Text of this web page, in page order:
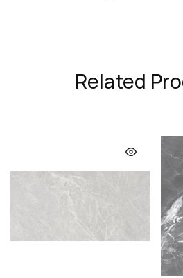
Related